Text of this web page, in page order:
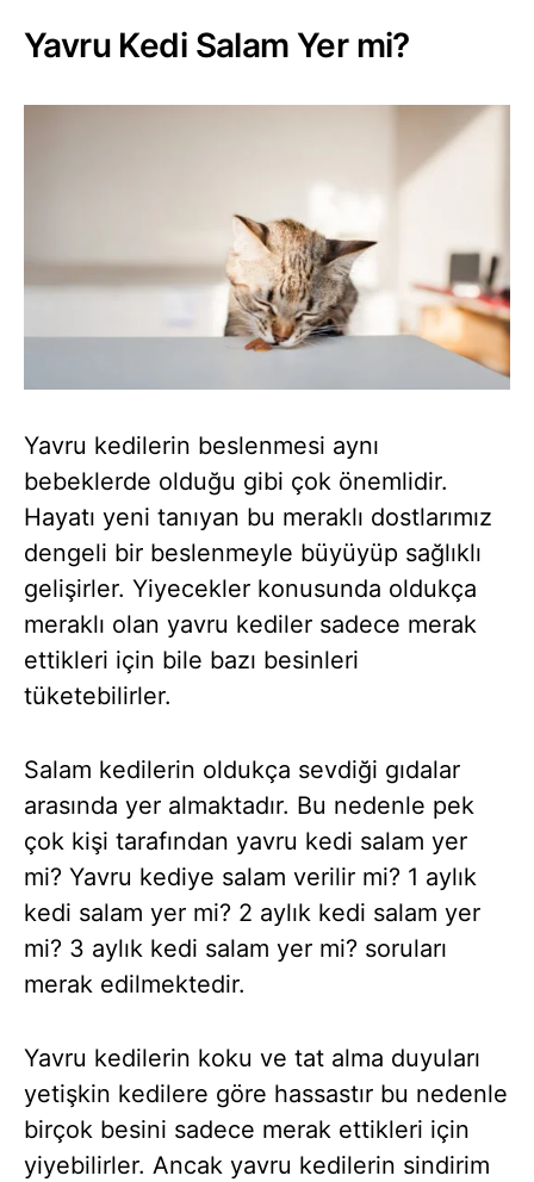
Yavru Kedi Salam Yer mi?
Yavru kedilerin beslenmesi aynı
bebeklerde olduğu gibi çok önemlidir.
Hayatı yeni tanıyan bu meraklı dostlarımız
dengeli bir beslenmeyle büyüyüp sağlıklı
gelişirler. Yiyecekler konusunda oldukça
meraklı olan yavru kediler sadece merak
ettikleri için bile bazı besinleri
tüketebilirler.
Salam kedilerin oldukça sevdiği gıdalar
arasında yer almaktadır. Bu nedenle pek
çok kişi tarafından yavru kedi salam yer
mi? Yavru kediye salam verilir mi? 1 aylık
kedi salam yer mi? 2 aylık kedi salam yer
mi? 3 aylık kedi salam yer mi? soruları
merak edilmektedir.
Yavru kedilerin koku ve tat alma duyuları
yetişkin kedilere göre hassastır bu nedenle
birçok besini sadece merak ettikleri için
yiyebilirler. Ancak yavru kedilerin sindirim